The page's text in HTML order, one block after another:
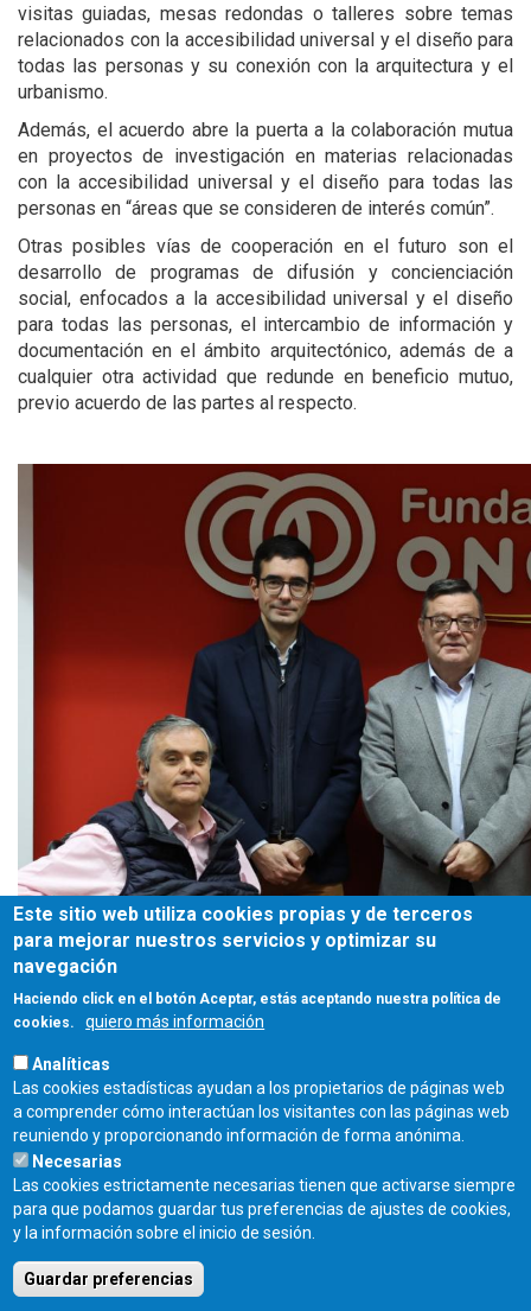
visitas guiadas, mesas redondas o talleres sobre temas
relacionados con la accesibilidad universal y el diseño para
todas las personas y su conexión con la arquitectura y el
urbanismo.
Además, el acuerdo abre la puerta a la colaboración mutua
en proyectos de investigación en materias relacionadas
con la accesibilidad universal y el diseño para todas las
personas en “áreas que se consideren de interés común”.
Otras posibles vías de cooperación en el futuro son el
desarrollo de programas de difusión y concienciación
social, enfocados a la accesibilidad universal y el diseño
para todas las personas, el intercambio de información y
documentación en el ámbito arquitectónico, además de a
cualquier otra actividad que redunde en beneficio mutuo,
previo acuerdo de las partes al respecto.
Foto de familia
Fecha de publicación:
Miércoles, 10 Abril, 2024
Este sitio web utiliza cookies propias y de terceros
para mejorar nuestros servicios y optimizar su
navegación
Haciendo click en el botón Aceptar, estás aceptando nuestra política de
cookies.
quiero más información
Analíticas
Las cookies estadísticas ayudan a los propietarios de páginas web
a comprender cómo interactúan los visitantes con las páginas web
reuniendo y proporcionando información de forma anónima.
Necesarias
Las cookies estrictamente necesarias tienen que activarse siempre
para que podamos guardar tus preferencias de ajustes de cookies,
y la información sobre el inicio de sesión.
Guardar preferencias